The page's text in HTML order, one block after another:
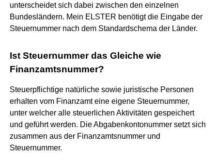
unterscheidet sich dabei zwischen den einzelnen
Bundesländern. Mein ELSTER benötigt die Eingabe der
Steuernummer nach dem Standardschema der Länder.
Ist Steuernummer das Gleiche wie
Finanzamtsnummer?
Steuerpflichtige natürliche sowie juristische Personen
erhalten vom Finanzamt eine eigene Steuernummer,
unter welcher alle steuerlichen Aktivitäten gespeichert
und geführt werden. Die Abgabenkontonummer setzt sich
zusammen aus der Finanzamtsnummer und
Steuernummer.